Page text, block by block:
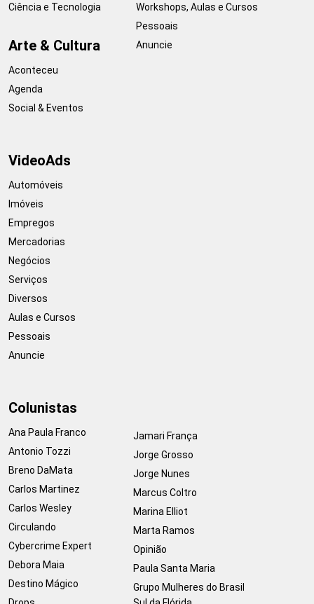
Ciência e Tecnologia
Arte & Cultura
Aconteceu
Agenda
Social & Eventos
Workshops, Aulas e Cursos
Pessoais
Anuncie
VideoAds
Automóveis
Imóveis
Empregos
Mercadorias
Negócios
Serviços
Diversos
Aulas e Cursos
Pessoais
Anuncie
Colunistas
Ana Paula Franco
Antonio Tozzi
Breno DaMata
Carlos Martinez
Carlos Wesley
Circulando
Cybercrime Expert
Debora Maia
Destino Mágico
Jamari França
Jorge Grosso
Jorge Nunes
Marcus Coltro
Marina Elliot
Marta Ramos
Opinião
Paula Santa Maria
Grupo Mulheres do Brasil